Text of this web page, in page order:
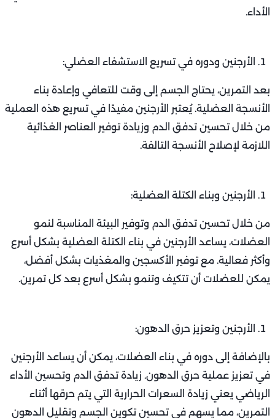
الأداء.
الأرجنين ودوره في تسريع الاستشفاء العضلي:
بعد التمرين، يحتاج الجسم إلى وقت للتعافي وإعادة بناء
الأنسجة العضلية. يُعتبر الأرجنين مفيدًا في تسريع هذه العملية
من خلال تحسين تدفق الدم وزيادة توفير العناصر الغذائية
اللازمة لإصلاح الأنسجة التالفة.
الأرجنين وبناء الكتلة العضلية:
من خلال تحسين تدفق الدم وتوفير البيئة المناسبة لنمو
العضلات، يساعد الأرجنين في بناء الكتلة العضلية بشكل أسرع
وأكثر فعالية. مع توفير الأكسجين والمغذيات بشكل أفضل،
يمكن للعضلات أن تتكيف وتنمو بشكل أسرع بعد كل تمرين.
الأرجنين وتعزيز حرق الدهون:
بالإضافة إلى دوره في بناء العضلات، يمكن أن يساعد الأرجنين
في تعزيز عملية حرق الدهون. زيادة تدفق الدم وتحسين الأداء
الرياضي يعني زيادة السعرات الحرارية التي يتم حرقها أثناء
التمرين، مما يسهم في تحسين تكوين الجسم وتقليل الدهون